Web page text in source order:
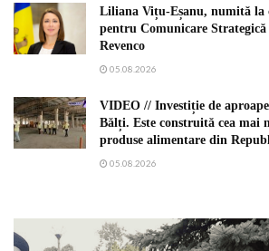
Liliana Vițu-Eșanu, numită la
pentru Comunicare
Revenco
05.08.2026
VIDEO // Investiție de
Bălți. Este construită cea mai
produse alimentare din
05.08.2026